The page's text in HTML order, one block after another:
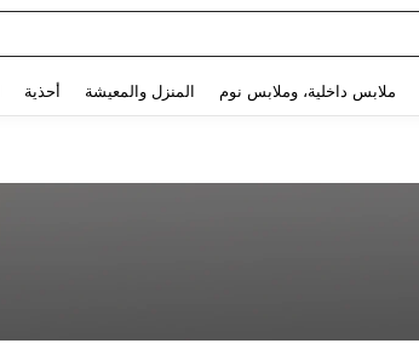
ملابس داخلية، وملابس نوم المنزل والمعيشة أحذية